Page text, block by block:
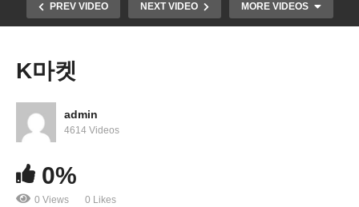
PREV VIDEO NEXT VIDEO MORE VIDEOS
K마켓
admin
4614 Videos
0%
0 Views 0 Likes